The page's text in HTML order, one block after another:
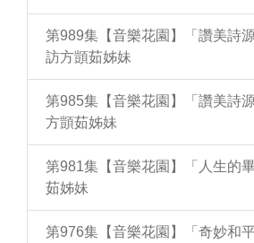
第989集【音樂花園】「讚美詩
訪方顗茹姊妹
第985集【音樂花園】「讚美詩
方顗茹姊妹
第981集【音樂花園】「人生的
茹姊妹
第976集【音樂花園】「奇妙和